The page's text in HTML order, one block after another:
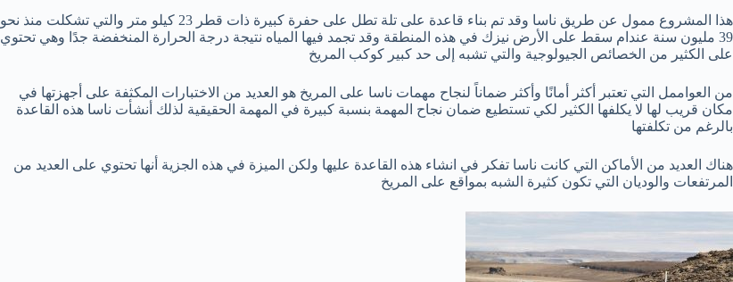
هذا المشروع ممول عن طريق ناسا وقد تم بناء قاعدة على تلة تطل على حفرة كبيرة ذات قطر 23 كيلو متر والتي تشكلت منذ نحو
39 مليون سنة عندام سقط على الأرض نيزك في هذه المنطقة وقد تجمد فيها المياه نتيجة درجة الحرارة المنخفضة جدًا وهي تحتوي
على الكثير من الخصائص الجيولوجية والتي تشبه إلى حد كبير كوكب المريخ
من العواممل التي تعتبر أكثر أمانًا وأكثر ضماناً لنجاح مهمات ناسا على المريخ هو العديد من الاختبارات المكثفة على أجهزتها في
مكان قريب لها لا يكلفها الكثير لكي تستطيع ضمان نجاح المهمة بنسبة كبيرة في المهمة الحقيقية لذلك أنشأت ناسا هذه القاعدة
بالرغم من تكلفتها
هناك العديد من الأماكن التي كانت ناسا تفكر في انشاء هذه القاعدة عليها ولكن الميزة في هذه الجزية أنها تحتوي على العديد من
المرتفعات والوديان التي تكون كثيرة الشبه بمواقع على المريخ